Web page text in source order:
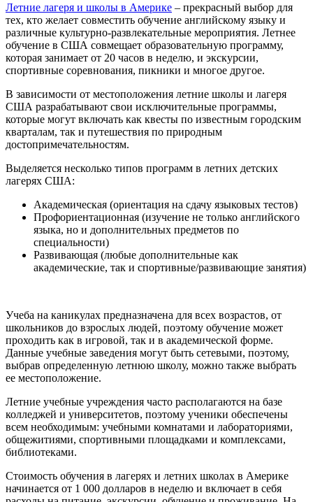
Летние лагеря и школы в Америке – прекрасный выбор для
тех, кто желает совместить обучение английскому языку и
различные культурно-развлекательные мероприятия. Летнее
обучение в США совмещает образовательную программу,
которая занимает от 20 часов в неделю, и экскурсии,
спортивные соревнования, пикники и многое другое.
В зависимости от местоположения летние школы и лагеря
США разрабатывают свои исключительные программы,
которые могут включать как квесты по известным городским
кварталам, так и путешествия по природным
достопримечательностям.
Выделяется несколько типов программ в летних детских
лагерях США:
Академическая (ориентация на сдачу языковых тестов)
Профориентационная (изучение не только английского
языка, но и дополнительных предметов по
специальности)
Развивающая (любые дополнительные как
академические, так и спортивные/развивающие занятия)
Учеба на каникулах предназначена для всех возрастов, от
школьников до взрослых людей, поэтому обучение может
проходить как в игровой, так и в академической форме.
Данные учебные заведения могут быть сетевыми, поэтому,
выбрав определенную летнюю школу, можно также выбрать
ее местоположение.
Летние учебные учреждения часто располагаются на базе
колледжей и университетов, поэтому ученики обеспечены
всем необходимым: учебными комнатами и лабораториями,
общежитиями, спортивными площадками и комплексами,
библиотеками.
Стоимость обучения в лагерях и летних школах в Америке
начинается от 1 000 долларов в неделю и включает в себя